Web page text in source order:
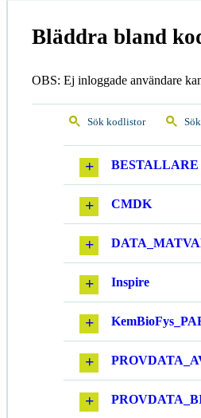
Bläddra bland
OBS: Ej inloggade användare
Sök kodlistor
BESTALLARE
CMDK
Inspire